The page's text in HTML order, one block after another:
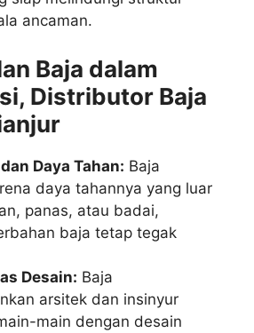
ancaman.
Baja dalam
Distributor Baja
Daya Tahan: Baja
daya tahannya yang luar
panas, atau badai,
baja tetap tegak
Desain: Baja
arsitek dan insinyur
main dengan desain